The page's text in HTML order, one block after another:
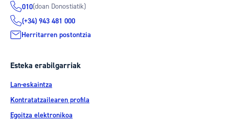
010(doan Donostiatik)
(+34) 943 481 000
Herritarren postontzia
Esteka erabilgarriak
Lan-eskaintza
Kontratatzailearen profila
Egoitza elektronikoa